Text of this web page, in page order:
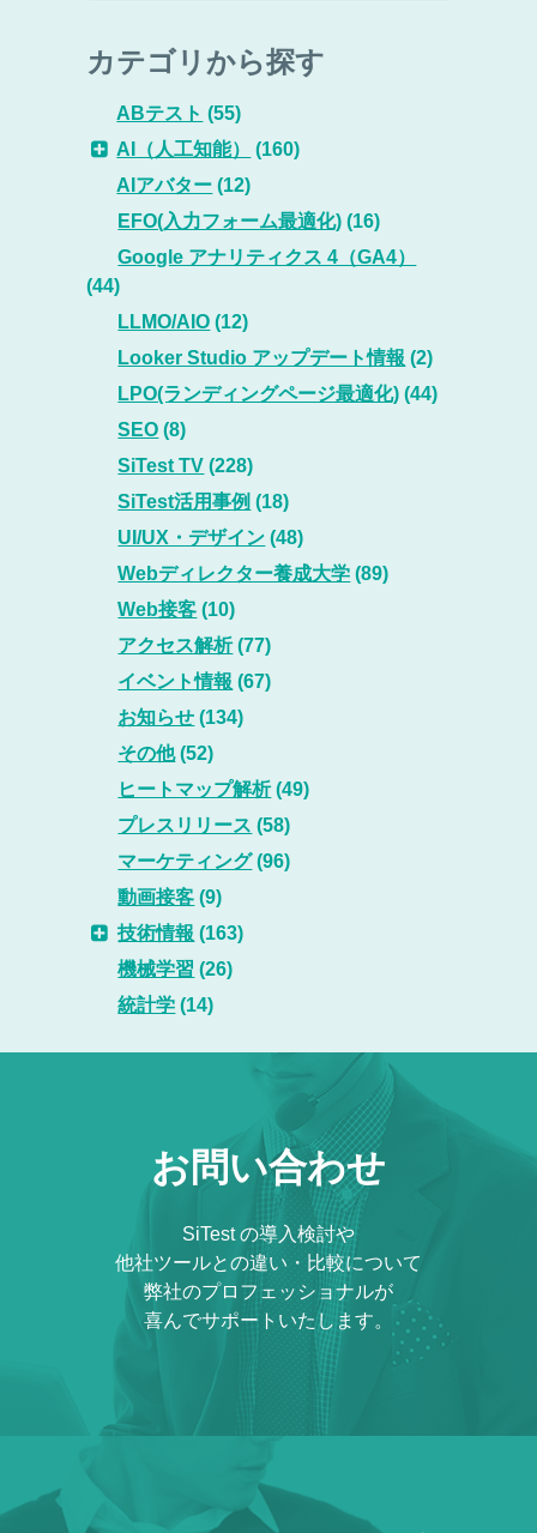
カテゴリから探す
ABテスト (55)
AI（人工知能）
(160)
AIアバター (12)
EFO(入力フォーム最適化) (16)
Google アナリティクス 4（GA4）
(44)
LLMO/AIO (12)
Looker Studio アップデート情報 (2)
LPO(ランディングページ最適化) (44)
SEO (8)
SiTest TV (228)
SiTest活用事例 (18)
UI/UX・デザイン (48)
Webディレクター養成大学 (89)
Web接客 (10)
アクセス解析(77)
イベント情報 (67)
お知らせ (134)
その他(52)
ヒートマップ解析(49)
プレスリリース (58)
マーケティング(96)
動画接客 (9)
技術情報 (163)
機械学習 (26)
統計学 (14)
お問い合わせ
SiTest の導入検討や
他社ツールとの違い・比較について
弊社のプロフェッショナルが
喜んでサポートいたします。